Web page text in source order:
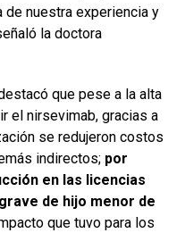
de nuestra experiencia y
la doctora
que pese a la alta
el nirsevimab, gracias a
se redujeron costos
indirectos; por
en las licencias
de hijo menor de
que tuvo para los